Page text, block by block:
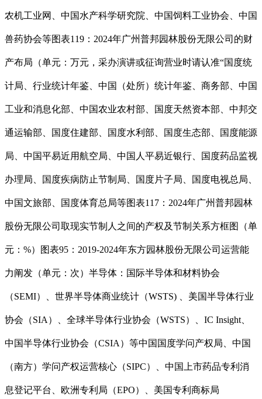
农机工业网、中国水产科学研究院、中国饲料工业协会、中国
兽药协会等图表119：2024年广州普邦园林股份无限公司的财
产布局（单元：万元，采办演讲或征询营业时请认准“国度统
计局、行业统计年鉴、中国（处所）统计年鉴、商务部、中国
工业和消息化部、中国农业农村部、国度天然资本部、中邦交
通运输部、国度住建部、国度水利部、国度生态部、国度能源
局、中国平易近用航空局、中国人平易近银行、国度药品监视
办理局、国度疾病防止节制局、国度片子局、国度电视总局、
中国文旅部、国度体育总局等图表117：2024年广州普邦园林
股份无限公司取现实节制人之间的产权及节制关系方框图（单
元：%）图表95：2019-2024年东方园林股份无限公司运营能
力阐发（单元：次）半导体：国际半导体和材料协会
（SEMI）、世界半导体商业统计（WSTS) 、美国半导体行业
协会（SIA）、全球半导体行业协会（WSTS）、IC Insight、
中国半导体行业协会（CSIA）等中国国度学问产权局、中国
（南方）学问产权运营核心（SIPC）、中国上市药品专利消
息登记平台、欧洲专利局（EPO）、美国专利商标局